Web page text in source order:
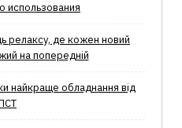
использования
релаксу, де кожен новий
на попередній
найкраще обладнання від